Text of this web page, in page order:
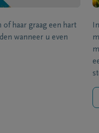
haar graag een hart
wanneer u even